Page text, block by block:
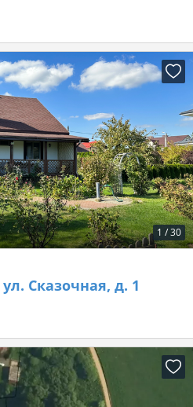
1 /30
Сказочная, д. 1